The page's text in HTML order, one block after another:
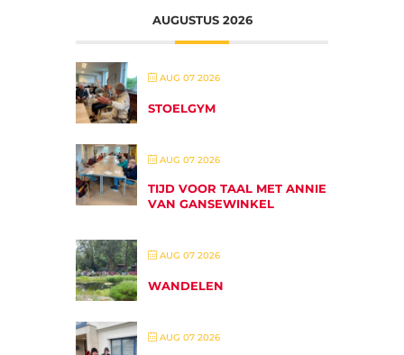
AUGUSTUS 2026
AUG 07 2026
STOELGYM
AUG 07 2026
TIJD VOOR TAAL MET ANNIE
VAN GANSEWINKEL
AUG 07 2026
WANDELEN
AUG 07 2026